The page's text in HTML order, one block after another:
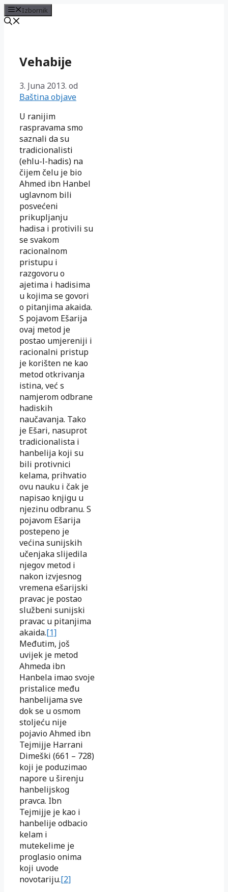
Izbornik
sadržajVehabije
3. Juna 2013. od
Baština objave
U ranijim
raspravama smo
saznali da su
tradicionalisti
(ehlu-l-hadis) na
čijem čelu je bio
Ahmed ibn Hanbel
uglavnom bili
posvećeni
prikupljanju
hadisa i protivili su
se svakom
racionalnom
pristupu i
razgovoru o
ajetima i hadisima
u kojima se govori
o pitanjima akaida.
S pojavom Ešarija
ovaj metod je
postao umjereniji i
racionalni pristup
je korišten ne kao
metod otkrivanja
istina, već s
namjerom odbrane
hadiskih
naučavanja. Tako
je Ešari, nasuprot
tradicionalista i
hanbelija koji su
bili protivnici
kelama, prihvatio
ovu nauku i čak je
napisao knjigu u
njezinu odbranu. S
pojavom Ešarija
postepeno je
većina sunijskih
učenjaka slijedila
njegov metod i
nakon izvjesnog
vremena ešarijski
pravac je postao
službeni sunijski
pravac u pitanjima
akaida.[1]
Međutim, još
uvijek je metod
Ahmeda ibn
Hanbela imao svoje
pristalice među
hanbelijama sve
dok se u osmom
stoljeću nije
pojavio Ahmed ibn
Tejmijje Harrani
Dimeški (661 – 728)
koji je poduzimao
napore u širenju
hanbelijskog
pravca. Ibn
Tejmijje je kao i
hanbelije odbacio
kelam i
mutekelime je
proglasio onima
koji uvode
novotariju.[2]